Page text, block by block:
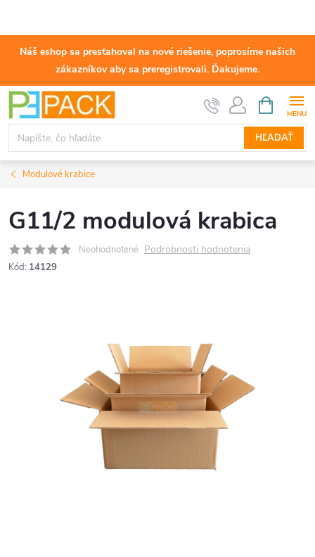
Náš eshop sa presťahoval na nové riešenie, poprosíme našich
zákazníkov aby sa preregistrovali. Ďakujeme.
Prejsť
obsah
HĽADAŤ
KOŠÍK
Modulové krabice
G11/2 modulová krabica
Neohodnotené Podrobnosti hodnotenia
Kód: 14129